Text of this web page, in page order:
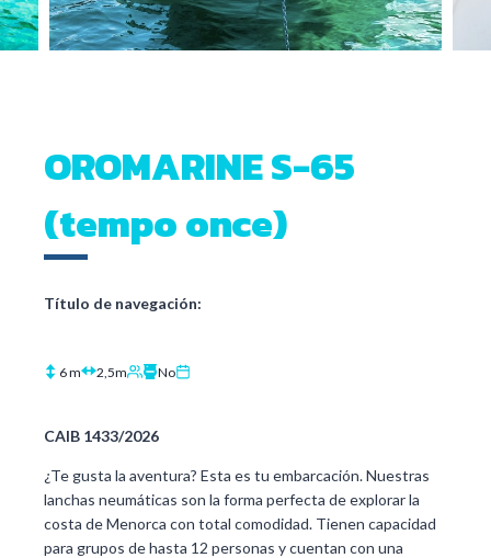
OROMARINE S-65
(tempo once)
Título de navegación:
6 m 2,5m No
CAIB 1433/2026
¿Te gusta la aventura? Esta es tu embarcación. Nuestras
lanchas neumáticas son la forma perfecta de explorar la
costa de Menorca con total comodidad. Tienen capacidad
para grupos de hasta 12 personas y cuentan con una